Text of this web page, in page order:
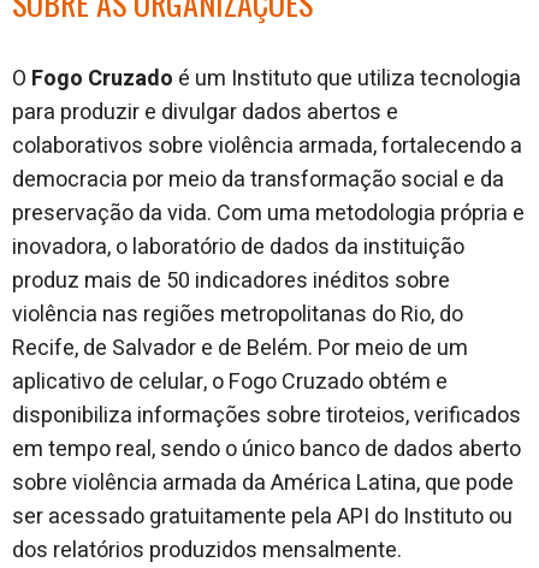
O Fogo Cruzado é um Instituto que utiliza tecnologia
para produzir e divulgar dados abertos e
colaborativos sobre violência armada, fortalecendo a
democracia por meio da transformação social e da
preservação da vida. Com uma metodologia própria e
inovadora, o laboratório de dados da instituição
produz mais de 50 indicadores inéditos sobre
violência nas regiões metropolitanas do Rio, do
Recife, de Salvador e de Belém. Por meio de um
aplicativo de celular, o Fogo Cruzado obtém e
disponibiliza informações sobre tiroteios, verificados
em tempo real, sendo o único banco de dados aberto
sobre violência armada da América Latina, que pode
ser acessado gratuitamente pela API do Instituto ou
dos relatórios produzidos mensalmente.